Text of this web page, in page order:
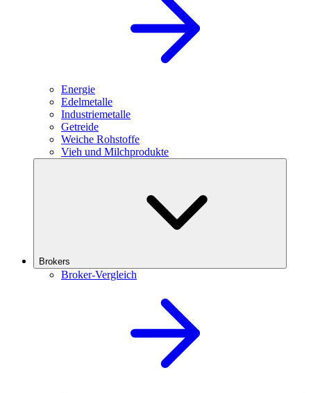
Energie
Edelmetalle
Industriemetalle
Getreide
Weiche Rohstoffe
Vieh und Milchprodukte
Brokers
Broker-Vergleich